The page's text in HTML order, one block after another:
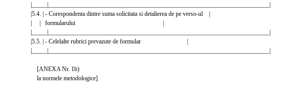
|_____|________________________________________________________________________|
|5.4. | - Corespondenta dintre suma solicitata si detalierea de pe verso-ul |
| | formularului |
|_____|________________________________________________________________________|
|5.5. | - Celelalte rubrici prevazute de formular |
|_____|________________________________________________________________________|
[ANEXA Nr. 1b)
la normele metodologice]